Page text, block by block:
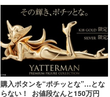
ーの水着がドッキドキ♪
購入ボタンを“ポチッとな”…とな
らない！ お値段なんと150万円